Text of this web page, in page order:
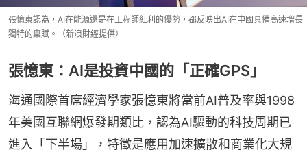
張憶東認為，AI在能源還是在工程師紅利的優勢，都反映出AI在中國具備高速增長
獨特的稟賦。（新浪財經提供）
張憶東：AI是投資中國的「正確GPS」
海通國際首席經濟學家張憶東將當前AI普及率與1998
年美國互聯網爆發期類比，認為AI驅動的科技周期已
進入「下半場」，特徵是應用加速擴散和商業化大規